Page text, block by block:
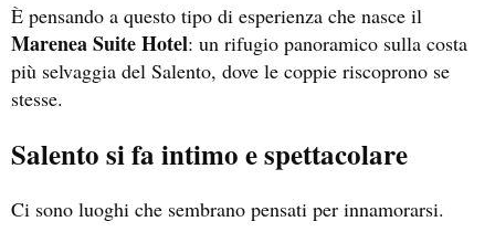
È pensando a questo tipo di esperienza che nasce il
Marenea Suite Hotel: un rifugio panoramico sulla costa
più selvaggia del Salento, dove le coppie riscoprono se
stesse.
Salento si fa intimo e spettacolare
Ci sono luoghi che sembrano pensati per innamorarsi.